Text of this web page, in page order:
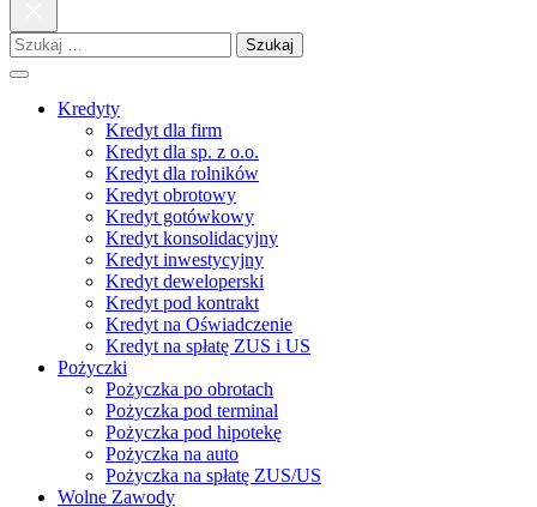
Szukaj:
Kredyty
Kredyt dla firm
Kredyt dla sp. z o.o.
Kredyt dla rolników
Kredyt obrotowy
Kredyt gotówkowy
Kredyt konsolidacyjny
Kredyt inwestycyjny
Kredyt deweloperski
Kredyt pod kontrakt
Kredyt na Oświadczenie
Kredyt na spłatę ZUS i US
Pożyczki
Pożyczka po obrotach
Pożyczka pod terminal
Pożyczka pod hipotekę
Pożyczka na auto
Pożyczka na spłatę ZUS/US
Wolne Zawody